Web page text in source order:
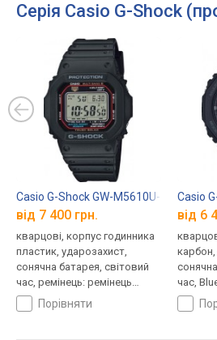
Серія Casio G-Shock
Casio G-Shock GW-M5610U-1E
від 7 400 грн.
кварцові, корпус годинника
пластик, ударозахист,
сонячна батарея, світовий
час, ремінець: ремінець
каучук, WR 200, Японія
порівняти
Casio
від 6
карбон,
час,
Японія